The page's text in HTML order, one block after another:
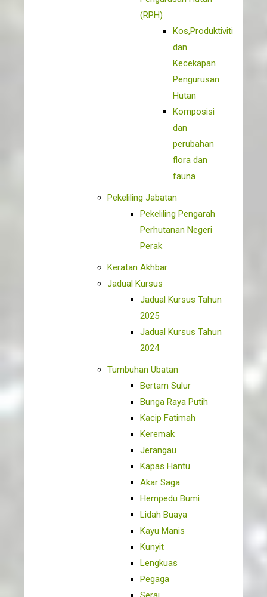
(RPH)
Kos,Produktiviti
dan
Kecekapan
Pengurusan
Hutan
Komposisi
dan
perubahan
flora dan
fauna
Pekeliling Jabatan
Pekeliling Pengarah
Perhutanan Negeri
Perak
Keratan Akhbar
Jadual Kursus
Jadual Kursus Tahun
2025
Jadual Kursus Tahun
2024
Tumbuhan Ubatan
Bertam Sulur
Bunga Raya Putih
Kacip Fatimah
Keremak
Jerangau
Kapas Hantu
Akar Saga
Hempedu Bumi
Lidah Buaya
Kayu Manis
Kunyit
Lengkuas
Pegaga